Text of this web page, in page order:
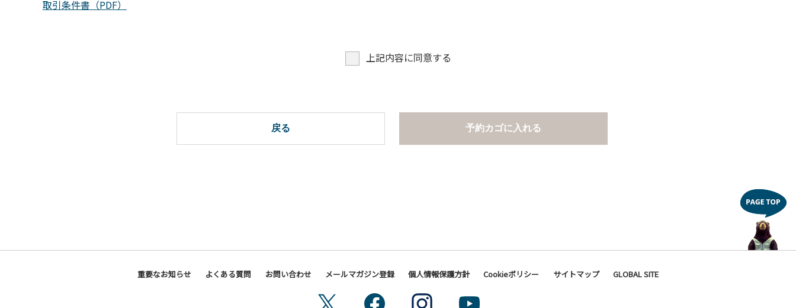
取引条件書（PDF）
上記内容に同意する
戻る 予約カゴに入れる
重要なお知らせ よくある質問 お問い合わせ メールマガジン登録 個人情報保護方針 Cookieポリシー サイトマップ GLOBAL SITE